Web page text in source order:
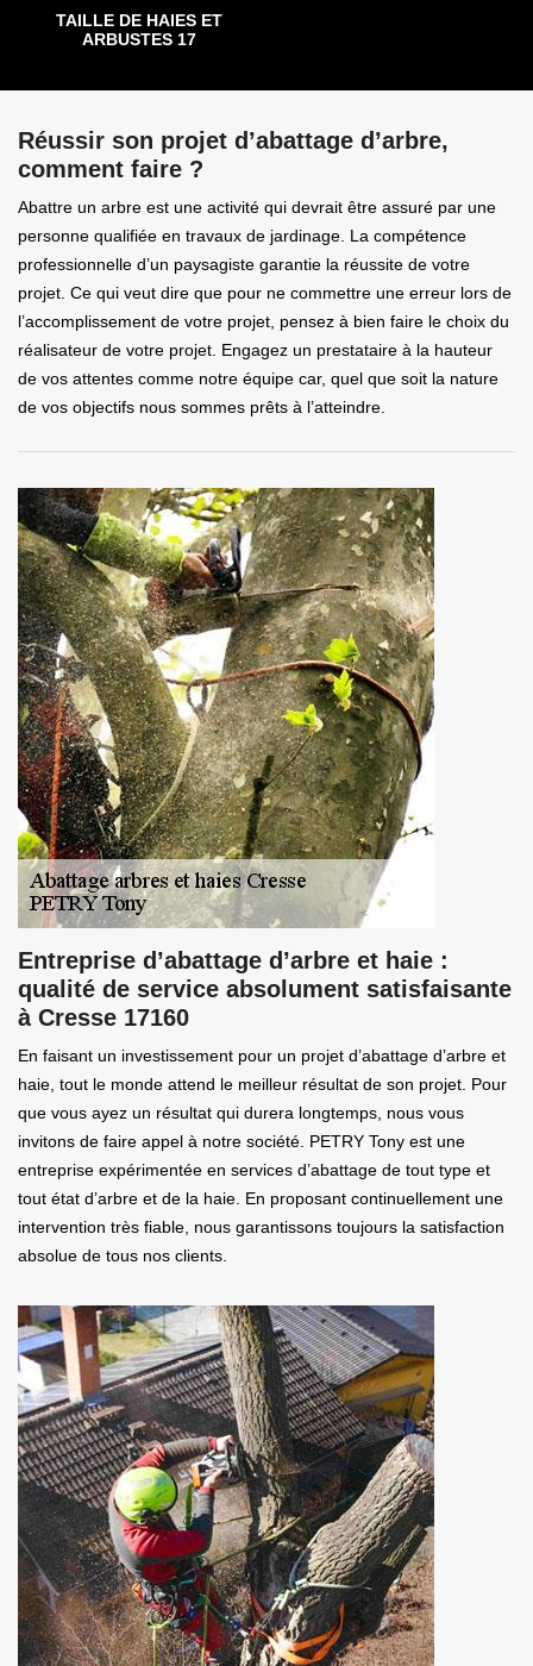
TAILLE DE HAIES ET
ARBUSTES 17
Réussir son projet d’abattage d’arbre,
comment faire ?
Abattre un arbre est une activité qui devrait être assuré par une
personne qualifiée en travaux de jardinage. La compétence
professionnelle d’un paysagiste garantie la réussite de votre
projet. Ce qui veut dire que pour ne commettre une erreur lors de
l’accomplissement de votre projet, pensez à bien faire le choix du
réalisateur de votre projet. Engagez un prestataire à la hauteur
de vos attentes comme notre équipe car, quel que soit la nature
de vos objectifs nous sommes prêts à l’atteindre.
Entreprise d’abattage d’arbre et haie :
qualité de service absolument satisfaisante
à Cresse 17160
En faisant un investissement pour un projet d’abattage d’arbre et
haie, tout le monde attend le meilleur résultat de son projet. Pour
que vous ayez un résultat qui durera longtemps, nous vous
invitons de faire appel à notre société. PETRY Tony est une
entreprise expérimentée en services d’abattage de tout type et
tout état d’arbre et de la haie. En proposant continuellement une
intervention très fiable, nous garantissons toujours la satisfaction
absolue de tous nos clients.